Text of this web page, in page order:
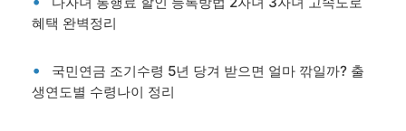
혜택 완벽정리
국민연금 조기수령 5년 당겨 받으면 얼마 깎일까? 출
생연도별 수령나이 정리